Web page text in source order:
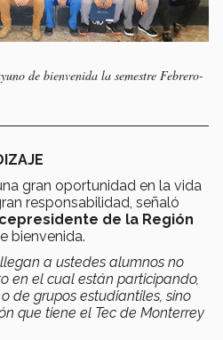
de bienvenida la semestre Febrero-
gran oportunidad en la vida
responsabilidad, señaló
de la Región
bienvenida.
a ustedes alumnos no
en el cual están participando,
de grupos estudiantiles, sino
que tiene el Tec de Monterrey